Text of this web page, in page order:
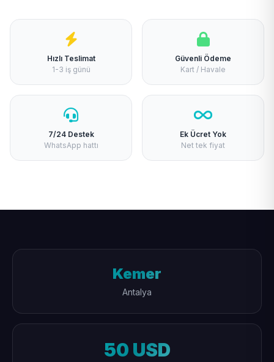
Hızlı Teslimat
1-3 iş günü
Güvenli Ödeme
Kart / Havale
7/24 Destek
WhatsApp hattı
Ek Ücret Yok
Net tek fiyat
Kemer
Antalya
50 USD